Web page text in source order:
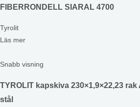
FIBERRONDELL SIARAL 4700
Tyrolit
Läs mer
Snabb visning
TYROLIT kapskiva 230×1,9×22,23 rak
stål